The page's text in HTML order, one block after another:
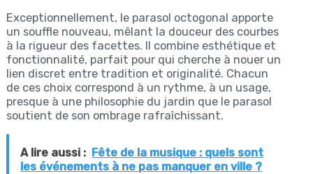
Exceptionnellement, le parasol octogonal apporte
un souffle nouveau, mêlant la douceur des courbes
à la rigueur des facettes. Il combine esthétique et
fonctionnalité, parfait pour qui cherche à nouer un
lien discret entre tradition et originalité. Chacun
de ces choix correspond à un rythme, à un usage,
presque à une philosophie du jardin que le parasol
soutient de son ombrage rafraîchissant.
A lire aussi : Fête de la musique : quels sont
les événements à ne pas manquer en ville ?